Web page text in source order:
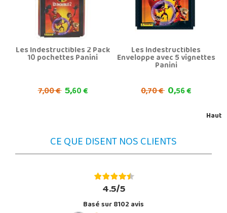
Les Indestructibles 2 Pack
10 pochettes Panini
7,00 € 5,60 €
Les Indestructibles
Enveloppe avec 5 vignettes
Panini
0,70 € 0,56 €
Haut
CE QUE DISENT NOS CLIENTS
4.5/5
Basé sur 8102 avis